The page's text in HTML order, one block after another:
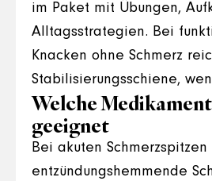
im Paket mit Übungen,
Alltagsstrategien. Bei
Knacken ohne Schmerz
Stabilisierungsschiene,
Welche
geeignet
Bei akuten Schmerzspitzen
entzündungshemmende